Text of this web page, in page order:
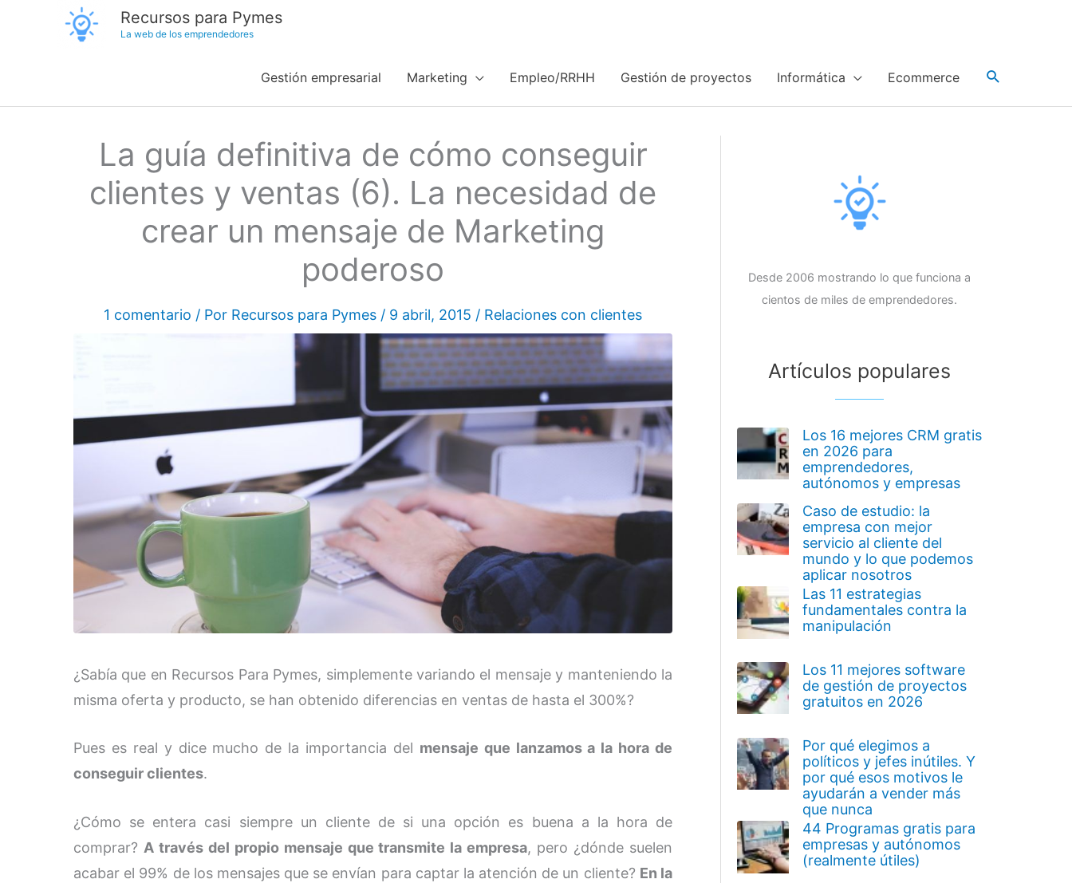
Recursos para Pymes
La web de los emprendedores
Gestión empresarial Marketing Empleo/RRHH Gestión de proyectos Informática Ecommerce
La guía definitiva de cómo conseguir
clientes y ventas (6). La necesidad de
crear un mensaje de Marketing
poderoso
1 comentario / Por Recursos para Pymes / 9 abril, 2015 / Relaciones con clientes
¿Sabía que en Recursos Para Pymes, simplemente variando el mensaje y manteniendo la
misma oferta y producto, se han obtenido diferencias en ventas de hasta el 300%?
Pues es real y dice mucho de la importancia del mensaje que lanzamos a la hora de
conseguir clientes.
¿Cómo se entera casi siempre un cliente de si una opción es buena a la hora de
comprar? A través del propio mensaje que transmite la empresa, pero ¿dónde suelen
acabar el 99% de los mensajes que se envían para captar la atención de un cliente? En la
Desde 2006 mostrando lo que funciona a
cientos de miles de emprendedores.
Artículos populares
Los 16 mejores CRM gratis
en 2026 para
emprendedores,
autónomos y empresas
Caso de estudio: la
empresa con mejor
servicio al cliente del
mundo y lo que podemos
aplicar nosotros
Las 11 estrategias
fundamentales contra la
manipulación
Los 11 mejores software
de gestión de proyectos
gratuitos en 2026
Por qué elegimos a
políticos y jefes inútiles. Y
por qué esos motivos le
ayudarán a vender más
que nunca
44 Programas gratis para
empresas y autónomos
(realmente útiles)